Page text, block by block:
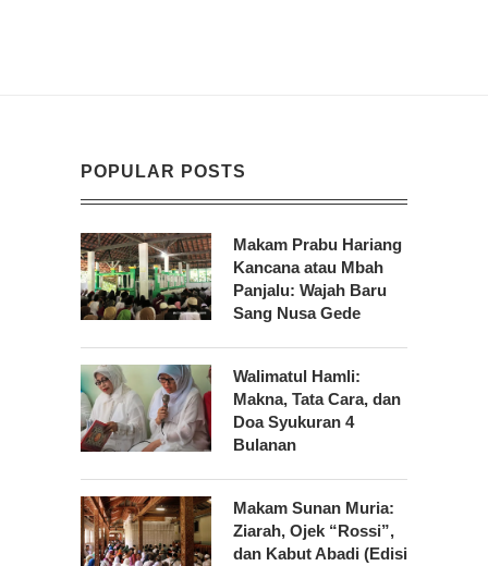
POPULAR POSTS
Makam Prabu Hariang
Kancana atau Mbah
Panjalu: Wajah Baru
Sang Nusa Gede
Walimatul Hamli:
Makna, Tata Cara, dan
Doa Syukuran 4
Bulanan
Makam Sunan Muria:
Ziarah, Ojek “Rossi”,
dan Kabut Abadi (Edisi